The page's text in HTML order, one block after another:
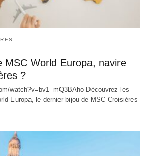
MSC World Europa, navire
?
watch?v=bv1_mQ3BAho Découvrez les
Europa, le dernier bijou de MSC Croisières